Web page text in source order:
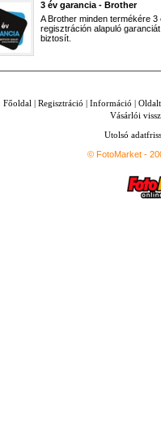
3 év garancia - Brother
A Brother minden termékére 3
regisztráción alapuló garanciát
biztosít.
Főoldal | Regisztráció | Információ |
Vásárlói
Utolsó
© FotoMarket -